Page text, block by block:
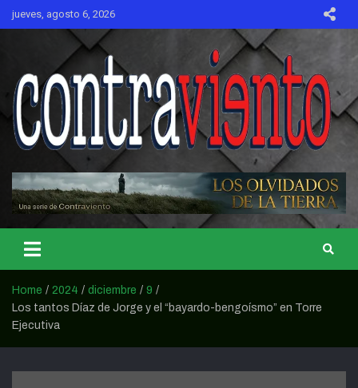
Skip
jueves, agosto 6, 2026
CONTRAVIENTO
Home 2024 diciembre
9
Los tantos Díaz de Jorge y el “bayardo-bengoísmo” en Torre
Ejecutiva